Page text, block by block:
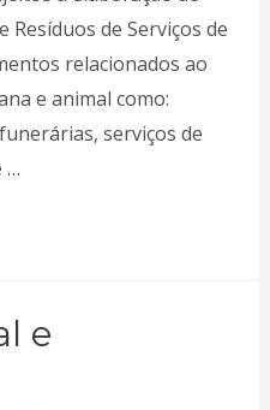
Resíduos de Serviços de
relacionados ao
e animal como:
serviços de
…
e